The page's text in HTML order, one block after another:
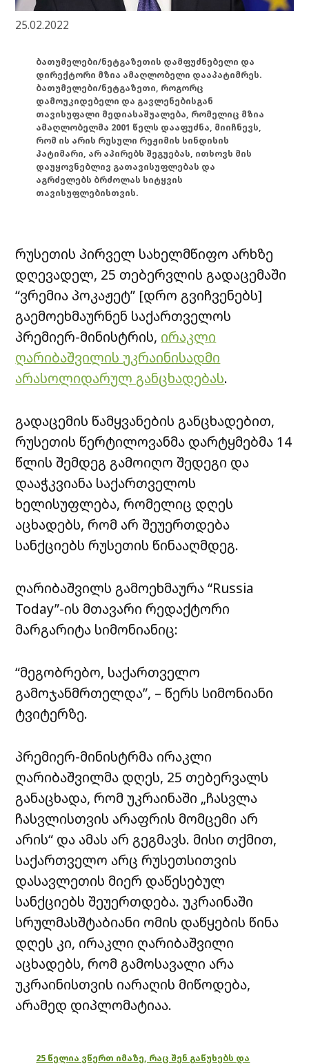
25.02.2022
ბათუმელები/ნეტგაზეთის დამფუძნებელი და
დირექტორი მზია ამაღლობელი დააპატიმრეს.
ბათუმელები/ნეტგაზეთი, როგორც
დამოუკიდებელი და გავლენებისგან
თავისუფალი მედიასაშუალება, რომელიც მზია
ამაღლობელმა 2001 წელს დააფუძნა, მიიჩნევს,
რომ ის არის რუსული რეჟიმის სინდისის
პატიმარი, არ აპირებს შეგუებას, ითხოვს მის
დაუყოვნებლივ გათავისუფლებას და
აგრძელებს ბრძოლას სიტყვის
თავისუფლებისთვის.
რუსეთის პირველ სახელმწიფო არხზე
დღევადელ, 25 თებერვლის გადაცემაში
“ვრემია პოკაჟეტ” [დრო გვიჩვენებს]
გაემოეხმაურნენ საქართველოს
პრემიერ-მინისტრის, ირაკლი
ღარიბაშვილის უკრაინისადმი
არასოლიდარულ განცხადებას.
გადაცემის წამყვანების განცხადებით,
რუსეთის წერტილოვანმა დარტყმებმა 14
წლის შემდეგ გამოიღო შედეგი და
დააჭკვიანა საქართველოს
ხელისუფლება, რომელიც დღეს
აცხადებს, რომ არ შეუერთდება
სანქციებს რუსეთის წინააღმდეგ.
ღარიბაშვილს გამოეხმაურა “Russia
Today”-ის მთავარი რედაქტორი
მარგარიტა სიმონიანიც:
“მეგობრებო, საქართველო
გამოჯანმრთელდა”, – წერს სიმონიანი
ტვიტერზე.
პრემიერ-მინისტრმა ირაკლი
ღარიბაშვილმა დღეს, 25 თებერვალს
განაცხადა, რომ უკრაინაში „ჩასვლა
ჩასვლისთვის არაფრის მომცემი არ
არის“ და ამას არ გეგმავს. მისი თქმით,
საქართველო არც რუსეთსითვის
დასავლეთის მიერ დაწესებულ
სანქციებს შეუერთდება. უკრაინაში
სრულმასშტაბიანი ომის დაწყების წინა
დღეს კი, ირაკლი ღარიბაშვილი
აცხადებს, რომ გამოსავალი არა
უკრაინისთვის იარაღის მიწოდება,
არამედ დიპლომატიაა.
25 წელია ვწერთ იმაზე, რაც შენ გაწუხებს და